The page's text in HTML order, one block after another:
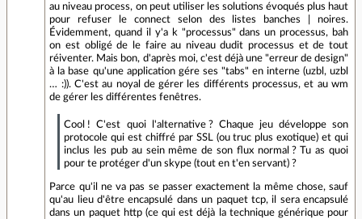
au niveau process, on peut utiliser les solutions évoqués plus haut
pour refuser le connect selon des listes banches | noires.
Évidemment, quand il y'a k "processus" dans un processus, bah
on est obligé de le faire au niveau dudit processus et de tout
réiventer. Mais bon, d'après moi, c'est déjà une "erreur de design"
à la base qu'une application gére ses "tabs" en interne (uzbl, uzbl
… :)). C'est au noyal de gérer les différents processus, et au wm
de gérer les différentes fenêtres.
Cool ! C'est quoi l'alternative ? Chaque jeu développe son
protocole qui est chiffré par SSL (ou truc plus exotique) et qui
inclus les pub au sein même de son flux normal ? Tu as quoi
pour te protéger d'un skype (tout en t'en servant) ?
Parce qu'il ne va pas se passer exactement la même chose, sauf
qu'au lieu d'être encapsulé dans un paquet tcp, il sera encapsulé
dans un paquet http (ce qui est déjà la technique générique pour